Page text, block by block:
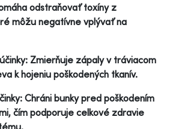
odstraňovať toxíny z
môžu negatívne vplývať na
Zmierňuje zápaly v tráviacom
k hojeniu poškodených tkanív.
Chráni bunky pred poškodením
čím podporuje celkové zdravie